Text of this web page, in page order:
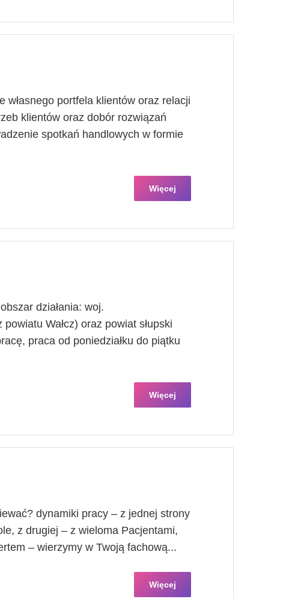
własnego portfela klientów oraz relacji
klientów oraz dobór rozwiązań
spotkań handlowych w formie
Więcej
działania: woj.
Wałcz) oraz powiat słupski
praca od poniedziałku do piątku
Więcej
dynamiki pracy – z jednej strony
z drugiej – z wieloma Pacjentami,
– wierzymy w Twoją fachową...
Więcej